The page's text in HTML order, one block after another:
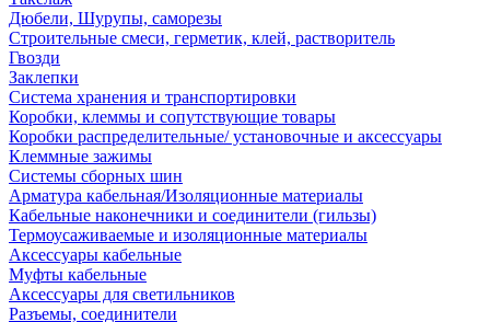
Дюбели, Шурупы, саморезы
Строительные смеси, герметик, клей, растворитель
Гвозди
Заклепки
Система хранения и транспортировки
Коробки, клеммы и сопутствующие товары
Коробки распределительные/ установочные и аксессуары
Клеммные зажимы
Системы сборных шин
Арматура кабельная/Изоляционные материалы
Кабельные наконечники и соединители (гильзы)
Термоусаживаемые и изоляционные материалы
Аксессуары кабельные
Муфты кабельные
Аксессуары для светильников
Разъемы, соединители